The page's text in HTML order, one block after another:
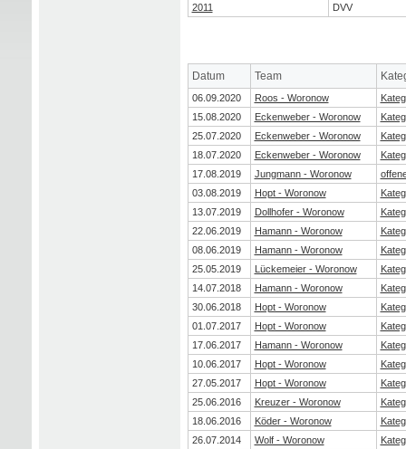
2011
DVV
Datum Team
06.09.2020 Roos - Woronow
15.08.2020
Eckenweber - Woronow
25.07.2020
Eckenweber - Woronow
18.07.2020
Eckenweber - Woronow
17.08.2019
Jungmann - Woronow
03.08.2019
Hopt - Woronow
13.07.2019
Dollhofer - Woronow
22.06.2019
Hamann - Woronow
08.06.2019
Hamann - Woronow
25.05.2019
Lückemeier - Woronow
14.07.2018
Hamann - Woronow
30.06.2018
Hopt - Woronow
01.07.2017
Hopt - Woronow
17.06.2017
Hamann - Woronow
10.06.2017
Hopt - Woronow
27.05.2017
Hopt - Woronow
25.06.2016
Kreuzer - Woronow
18.06.2016
Köder - Woronow
26.07.2014
Wolf - Woronow